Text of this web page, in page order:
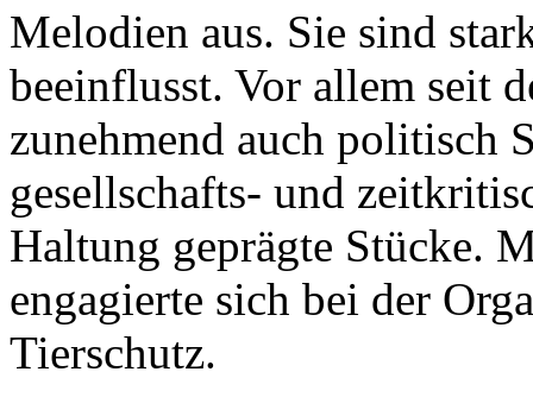
Melodien aus. Sie sind
beeinflusst. Vor allem seit
zunehmend auch politisch
gesellschafts- und
Haltung geprägte Stücke.
engagierte sich bei der
Tierschutz.